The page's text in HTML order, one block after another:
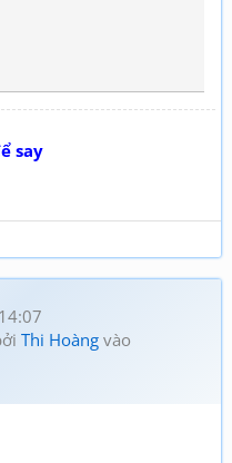
say
Thi Hoàng vào